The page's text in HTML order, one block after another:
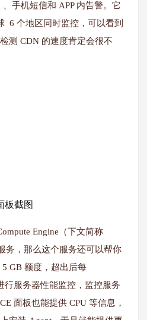
、手机短信和 APP 内告警。它
6 个地区同时监控，可以看到
测 CDN 的速度肯定会很不
板截图
Engine（下文简称
务，那么这个服务还可以帮你
GB 额度，超出后每
行服务器性能监控，监控服务
面板也能提供 CPU 等信息，